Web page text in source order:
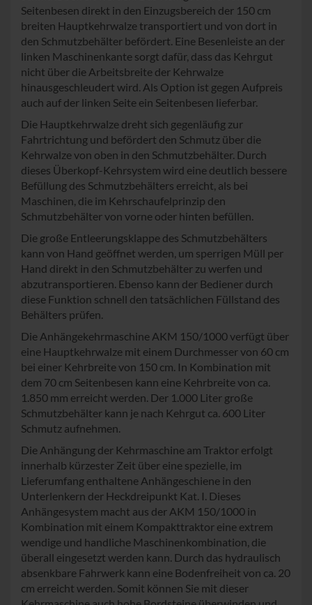
Seitenbesen direkt in den Einzugsbereich der 150 cm
breiten Hauptkehrwalze transportiert und von dort in
den Schmutzbehälter befördert. Eine Besenleiste an der
linken Maschinenkante sorgt dafür, dass das Kehrgut
nicht über die Arbeitsbreite der Kehrwalze
hinausgeschleudert wird. Als Option ist gegen Aufpreis
auch auf der linken Seite ein Seitenbesen lieferbar.
Die Hauptkehrwalze dreht sich gegenläufig zur
Fahrtrichtung und befördert den Schmutz über die
Kehrwalze von oben in den Schmutzbehälter. Durch
dieses Überkopf-Kehrsystem wird eine deutlich bessere
Befüllung des Schmutzbehälters erreicht, als bei
Maschinen, die im Kehrschaufelprinzip den
Schmutzbehälter von vorne oder hinten befüllen.
Die große Entleerungsklappe des Schmutzbehälters
kann von Hand geöffnet werden, um sperrigen Müll per
Hand direkt in den Schmutzbehälter zu werfen und
abzutransportieren. Ebenso kann der Bediener durch
diese Funktion schnell den tatsächlichen Füllstand des
Behälters prüfen.
Die Anhängekehrmaschine AKM 150/1000 verfügt über
eine Hauptkehrwalze mit einem Durchmesser von 60 cm
bei einer Kehrbreite von 150 cm. In Kombination mit
dem 70 cm Seitenbesen kann eine Kehrbreite von ca.
1.850 mm erreicht werden. Der 1.000 Liter große
Schmutzbehälter kann je nach Kehrgut ca. 600 Liter
Schmutz aufnehmen.
Die Anhängung der Kehrmaschine am Traktor erfolgt
innerhalb kürzester Zeit über eine spezielle, im
Lieferumfang enthaltene Anhängeschiene in den
Unterlenkern der Heckdreipunkt Kat. I. Dieses
Anhängesystem macht aus der AKM 150/1000 in
Kombination mit einem Kompakttraktor eine extrem
wendige und handliche Maschinenkombination, die
überall eingesetzt werden kann. Durch das hydraulisch
absenkbare Fahrwerk kann eine Bodenfreiheit von ca. 20
cm erreicht werden. Somit können Sie mit dieser